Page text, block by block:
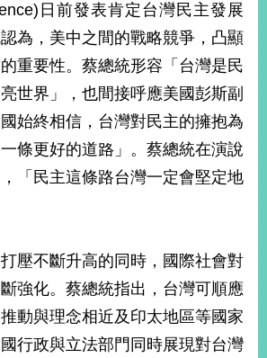
日前發表肯定台灣民主發展
為，美中之間的戰略競爭，凸顯
重要性。蔡總統形容「台灣是民
世界」，也間接呼應美國彭斯副
始終相信，台灣對民主的擁抱為
條更好的道路」。蔡總統在演說
「民主這條路台灣一定會堅定地
壓不斷升高的同時，國際社會對
強化。蔡總統指出，台灣可順應
動與理念相近及印太地區等國家
行政與立法部門同時展現對台灣